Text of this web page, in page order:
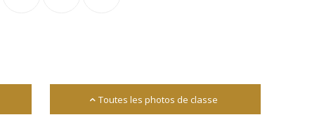
Toutes les photos de classe